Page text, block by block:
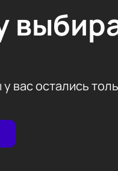
частью этого
обеспечить себе и
Деловом комплексе
вас остались